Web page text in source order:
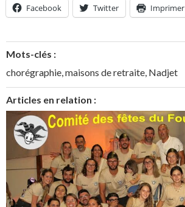
Facebook Twitter Imprimer
Mots-clés :
chorégraphie,maisons de retraite, Nadjet
Articles en relation :